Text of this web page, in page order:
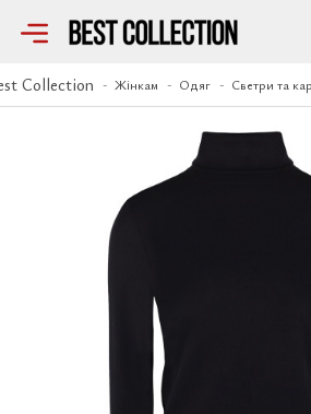
Collection Жінкам Одяг Светри та
Светр Loro Piana